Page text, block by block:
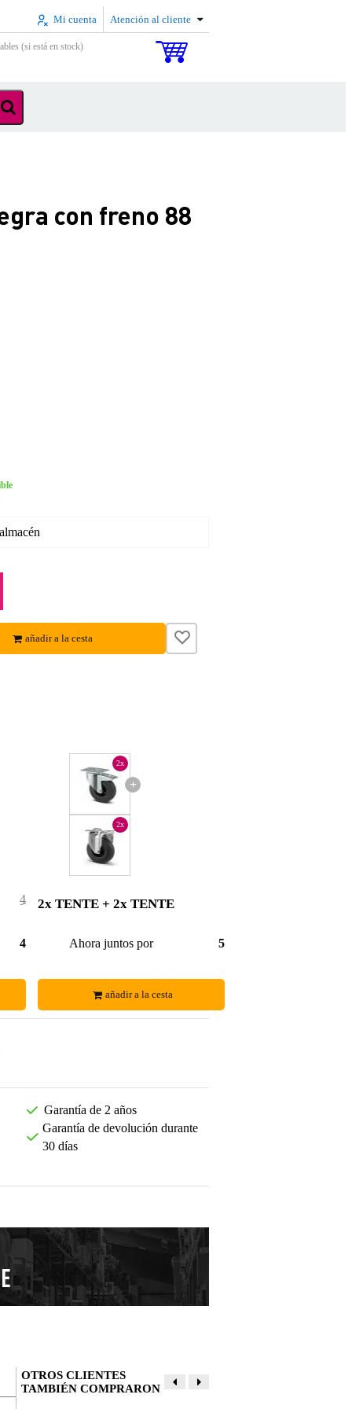
Mi cuenta Atención al cliente
(si está en stock)
con freno 88
añadir a la cesta
45,90 €
45,00 €
+
2x
2x
2x TENTE + 2x TENTE
Ahora juntos por 51,56 €
añadir a la cesta
Garantía de 2 años
Garantía de devolución durante
30 días
OTROS CLIENTES
TAMBIÉN COMPRARON